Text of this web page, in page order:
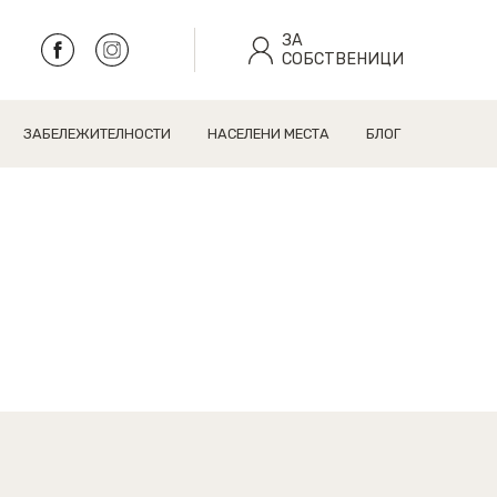
ЗА
СОБСТВЕНИЦИ
ЗАБЕЛЕЖИТЕЛНОСТИ НАСЕЛЕНИ МЕСТА БЛОГ